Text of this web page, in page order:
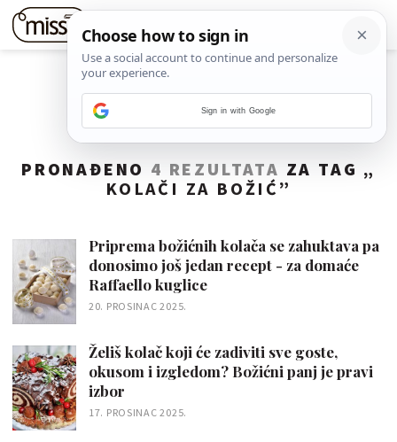
PRONAĐENO 4 REZULTATA ZA TAG „
KOLAČI ZA BOŽIĆ ”
Priprema božićnih kolača se zahuktava pa
donosimo još jedan recept - za domaće
Raffaello kuglice
20. PROSINAC 2025.
Želiš kolač koji će zadiviti sve goste,
okusom i izgledom? Božićni panj je pravi
izbor
17. PROSINAC 2025.
Sign in with Google